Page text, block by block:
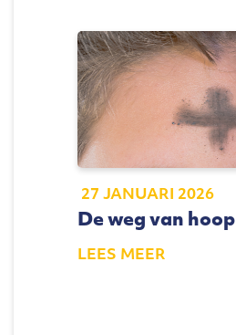
27 JANUARI 2026
De weg van hoop
LEES MEER